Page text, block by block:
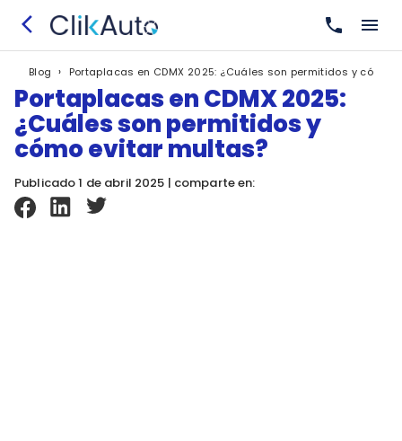
Blog › Portaplacas en CDMX 2025: ¿Cuáles son permitidos y cómo
Portaplacas en CDMX 2025:
¿Cuáles son permitidos y
cómo evitar multas?
Publicado 1 de abril 2025 | comparte en: